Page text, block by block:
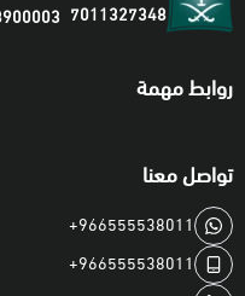
7011327348
روابط مهمة
تواصل معنا
+966555538011
+966555538011